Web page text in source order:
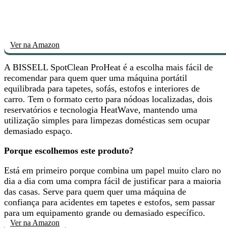
Ver na Amazon
A BISSELL SpotClean ProHeat é a escolha mais fácil de
recomendar para quem quer uma máquina portátil
equilibrada para tapetes, sofás, estofos e interiores de
carro. Tem o formato certo para nódoas localizadas, dois
reservatórios e tecnologia HeatWave, mantendo uma
utilização simples para limpezas domésticas sem ocupar
demasiado espaço.
Porque escolhemos este produto?
Está em primeiro porque combina um papel muito claro no
dia a dia com uma compra fácil de justificar para a maioria
das casas. Serve para quem quer uma máquina de
confiança para acidentes em tapetes e estofos, sem passar
para um equipamento grande ou demasiado específico.
Ver na Amazon